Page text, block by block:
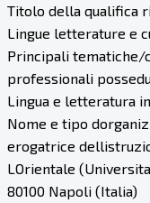
Titolo della qualifica
Lingue letterature e
Principali tematiche/
professionali
Lingua e letteratura
Nome e tipo
erogatrice
LOrientale
80100 Napoli (Italia)